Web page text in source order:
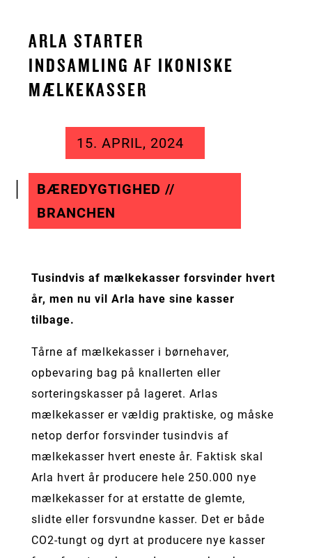
ARLA STARTER
INDSAMLING AF IKONISKE
MÆLKEKASSER
15. APRIL, 2024
BÆREDYGTIGHED //
BRANCHEN
Tusindvis af mælkekasser forsvinder hvert
år, men nu vil Arla have sine kasser
tilbage.
Tårne af mælkekasser i børnehaver,
opbevaring bag på knallerten eller
sorteringskasser på lageret. Arlas
mælkekasser er vældig praktiske, og måske
netop derfor forsvinder tusindvis af
mælkekasser hvert eneste år. Faktisk skal
Arla hvert år producere hele 250.000 nye
mælkekasser for at erstatte de glemte,
slidte eller forsvundne kasser. Det er både
CO2-tungt og dyrt at producere nye kasser